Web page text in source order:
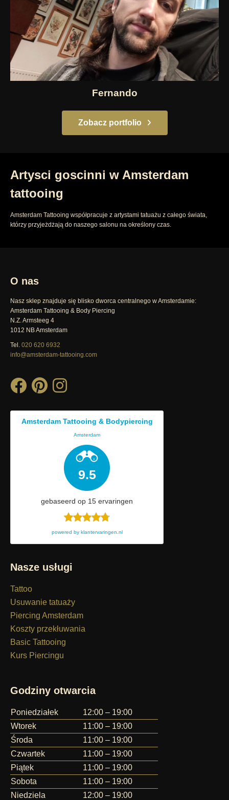
Fernando
Zobacz portfolio
Artysci goscinni w Amsterdam
tattooing
Amsterdam Tattooing współpracuje z artystami tatuażu z całego świata,
którzy przyjeżdżają do naszego salonu na określony czas.
O nas
Nasz sklep znajduje się blisko dworca centralnego w Amsterdamie:
Amsterdam Tattooing & Body Piercing
N.Z. Armsteeg 4
1012 NB Amsterdam
Tel. 020 620 6932
info@amsterdam-tattooing.com
Amsterdam Tattooing & Bodypiercing
Amsterdam
9.5
gebaseerd op 15 ervaringen
powered by klantervaringen.nl
Nasze usługi
Tattoo
Usuwanie tatuaży
Piercing Amsterdam
Koszty przekłuwania
Basic Tattooing
Kurs Piercingu
Godziny otwarcia
Poniedziałek
12:00 – 19:00
Wtorek
11:00 – 19:00
Środa
11:00 – 19:00
Czwartek
11:00 – 19:00
Piątek
11:00 – 19:00
Sobota
11:00 – 19:00
Niedziela
12:00 – 19:00